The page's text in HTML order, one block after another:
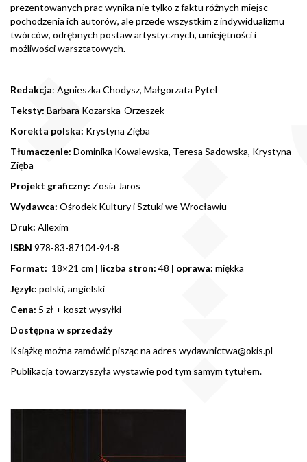
prezentowanych prac wynika nie tylko z faktu różnych miejsc
pochodzenia ich autorów, ale przede wszystkim z indywidualizmu
twórców, odrębnych postaw artystycznych, umiejętności i
możliwości warsztatowych.
Redakcja: Agnieszka Chodysz, Małgorzata Pytel
Teksty: Barbara Kozarska-Orzeszek
Korekta polska: Krystyna Zięba
Tłumaczenie: Dominika Kowalewska, Teresa Sadowska, Krystyna
Zięba
Projekt graficzny: Zosia Jaros
Wydawca: Ośrodek Kultury i Sztuki we Wrocławiu
Druk: Allexim
ISBN 978-83-87104-94-8
Format: 18×21 cm | liczba stron: 48 | oprawa: miękka
Język: polski, angielski
Cena: 5 zł + koszt wysyłki
Dostępna w sprzedaży
Książkę można zamówić pisząc na adres wydawnictwa@okis.pl
Publikacja towarzyszyła wystawie pod tym samym tytułem.